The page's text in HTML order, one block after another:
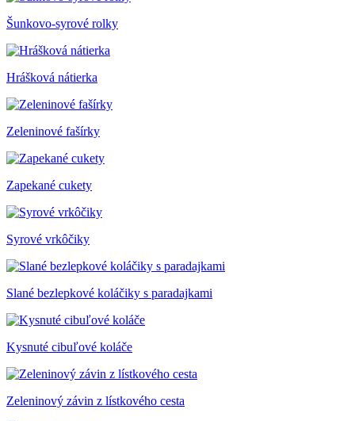
Šunkovo-syrové rolky
Hrášková nátierka
Zeleninové fašírky
Zapekané cukety
Syrové vrkôčiky
Slané bezlepkové koláčiky s paradajkami
Kysnuté cibuľové koláče
Zeleninový závin z lístkového cesta